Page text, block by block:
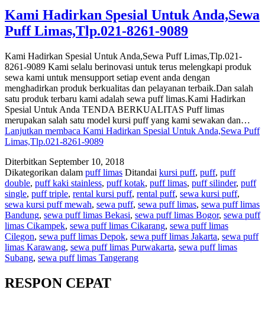
Kami Hadirkan Spesial Untuk Anda,Sewa
Puff Limas,Tlp.021-8261-9089
Kami Hadirkan Spesial Untuk Anda,Sewa Puff Limas,Tlp.021-
8261-9089 Kami selalu berinovasi untuk terus melengkapi produk
sewa kami untuk mensupport setiap event anda dengan
menghadirkan produk berkualitas dan pelayanan terbaik.Dan salah
satu produk terbaru kami adalah sewa puff limas.Kami Hadirkan
Spesial Untuk Anda TENDA BERKUALITAS Puff limas
merupakan salah satu model kursi puff yang kami sewakan dan…
Lanjutkan membaca Kami Hadirkan Spesial Untuk Anda,Sewa Puff
Limas,Tlp.021-8261-9089
Diterbitkan September 10, 2018
Dikategorikan dalam puff limas Ditandai kursi puff, puff, puff
double, puff kaki stainless, puff kotak, puff limas, puff silinder, puff
single, puff triple, rental kursi puff, rental puff, sewa kursi puff,
sewa kursi puff mewah, sewa puff, sewa puff limas, sewa puff limas
Bandung, sewa puff limas Bekasi, sewa puff limas Bogor, sewa puff
limas Cikampek, sewa puff limas Cikarang, sewa puff limas
Cilegon, sewa puff limas Depok, sewa puff limas Jakarta, sewa puff
limas Karawang, sewa puff limas Purwakarta, sewa puff limas
Subang, sewa puff limas Tangerang
RESPON CEPAT